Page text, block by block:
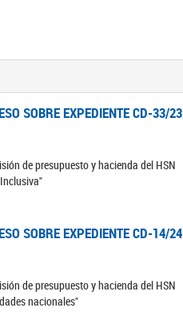
SOBRE EXPEDIENTE CD-33/23
de presupuesto y hacienda del HSN
SOBRE EXPEDIENTE CD-14/24
de presupuesto y hacienda del HSN
nacionales"